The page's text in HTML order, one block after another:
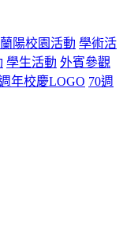
蘭陽校園活動 學術活
學生活動 外賓參觀
年校慶LOGO 70週